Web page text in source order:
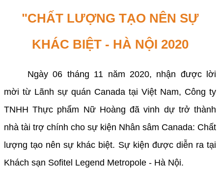
"CHẤT LƯỢNG TẠO NÊN SỰ
KHÁC BIỆT - HÀ NỘI 2020
Ngày 06 tháng 11 năm 2020, nhận được lời
mời từ Lãnh sự quán Canada tại Việt Nam, Công ty
TNHH Thực phẩm Nữ Hoàng đã vinh dự trở thành
nhà tài trợ chính cho sự kiện Nhân sâm Canada: Chất
lượng tạo nên sự khác biệt. Sự kiện được diễn ra tại
Khách sạn Sofitel Legend Metropole - Hà Nội.